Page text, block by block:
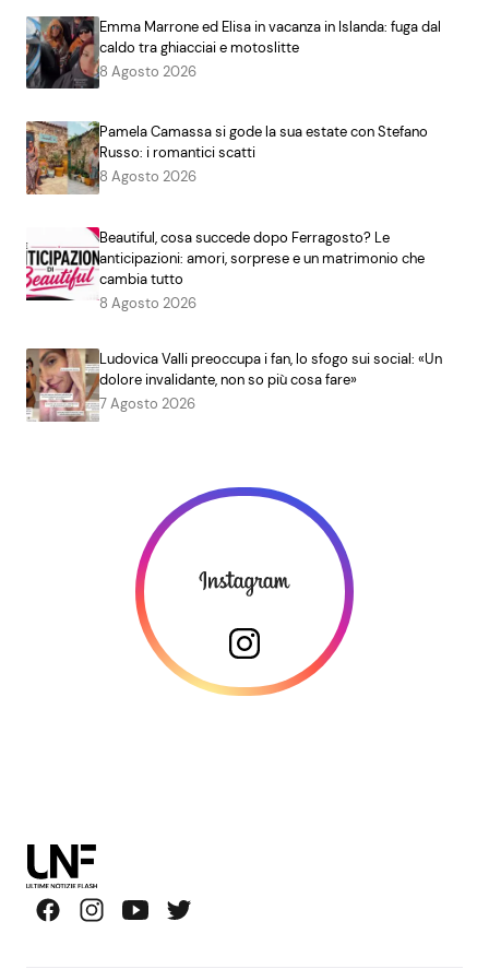
Emma Marrone ed Elisa in vacanza in Islanda: fuga dal
caldo tra ghiacciai e motoslitte
8 Agosto 2026
Pamela Camassa si gode la sua estate con Stefano
Russo: i romantici scatti
8 Agosto 2026
Beautiful, cosa succede dopo Ferragosto? Le
anticipazioni: amori, sorprese e un matrimonio che
cambia tutto
8 Agosto 2026
Ludovica Valli preoccupa i fan, lo sfogo sui social: «Un
dolore invalidante, non so più cosa fare»
7 Agosto 2026